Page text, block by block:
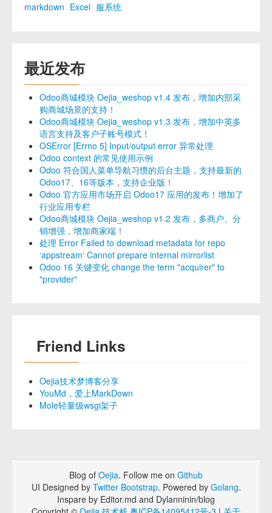
markdown Excel 服系统
最近发布
Odoo商城模块 Oejia_weshop v1.4 发布，增加内部采
购商城场景的支持！
Odoo商城模块 Oejia_weshop v1.3 发布，增加中英多
语言支持及客户子账号模式！
OSError [Errno 5] Input/output error 异常处理
Odoo context 的常见使用示例
Odoo 符合国人菜单导航习惯的后台主题，支持最新的
Odoo17、16等版本，支持企业版！
Odoo 官方应用市场开启 Odoo17 应用的发布！增加了
行业应用专栏
Odoo商城模块 Oejia_weshop v1.2 发布，多商户、分
销增强，增加商家端！
处理 Error Failed to download metadata for repo
‘appstream‘ Cannot prepare internal mirrorlist
Odoo 16 关键变化 change the term "acquirer" to
"provider"
Friend Links
Oejia技术梦博客分享
YouMd，爱上MarkDown
Mole轻量级wsgi架子
Blog of Oejia. Follow me on Github
UI Designed by Twitter Bootstrap. Powered by Golang.
Inspare by Editor.md and Dylanninin/blog